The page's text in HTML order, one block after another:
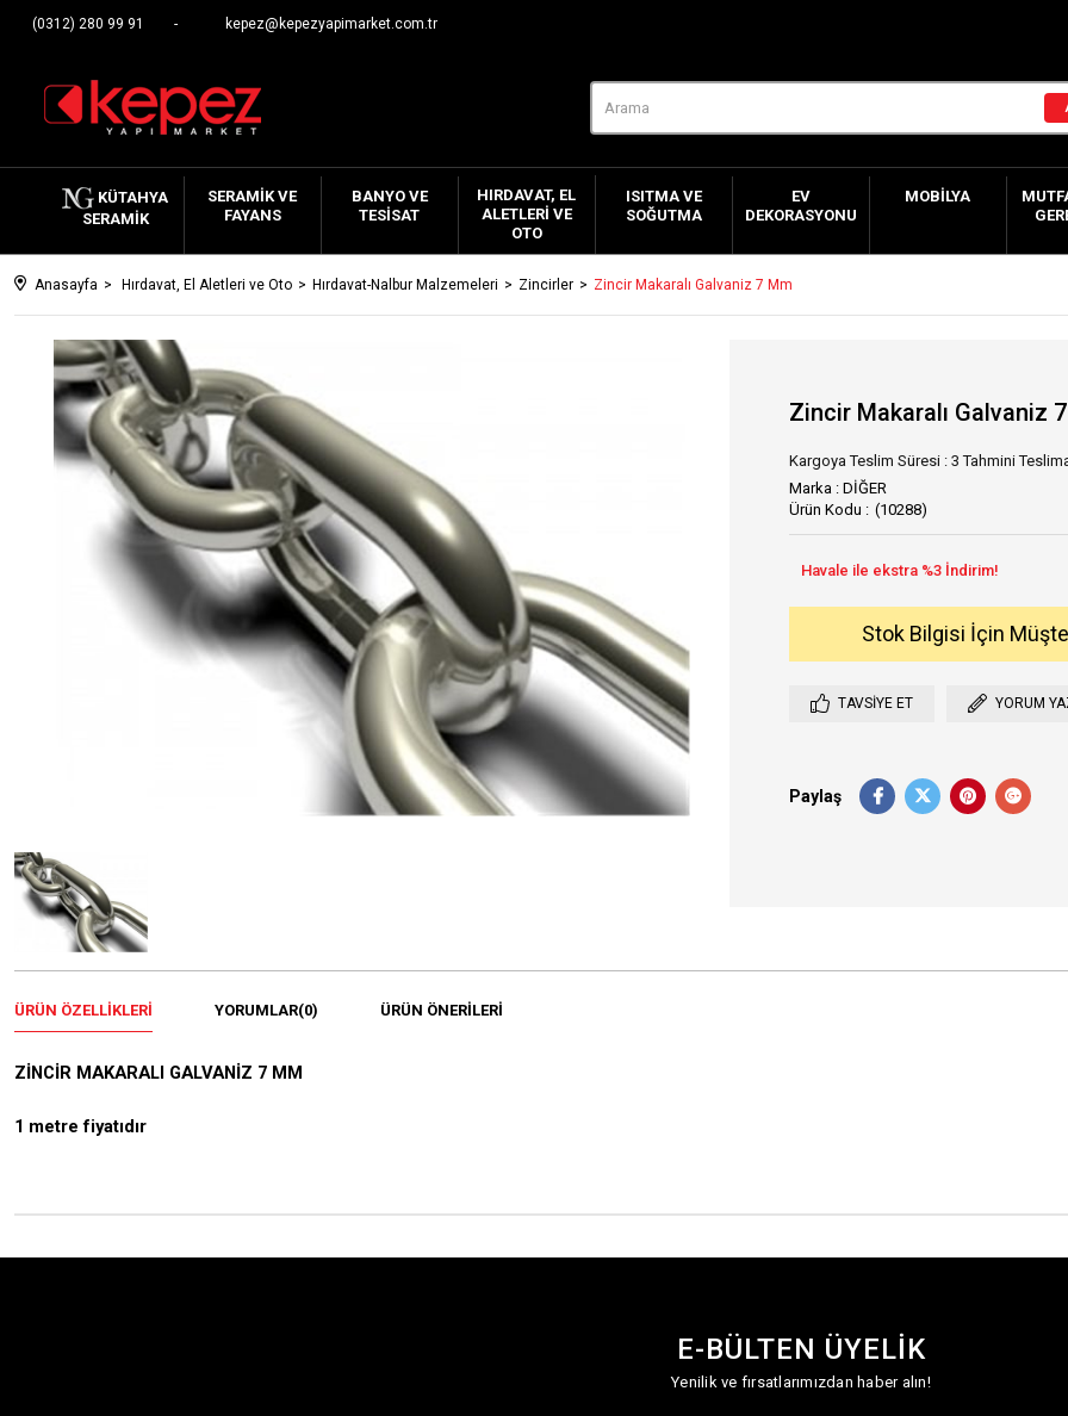
(0312) 280 99 91 kepez@kepezyapimarket.com.tr
KÜTAHYA
SERAMIK
SERAMIK VE
FAYANS
BANYO VE
TESISAT
HIRDAVAT, EL
ALETLERI VE
OTO
ISITMA VE
SOĞUTMA
EV
DEKORASYONU
MOBILYA
Anasayfa Hırdavat, El Aletleri ve Oto Hırdavat-Nalbur Malzemeleri Zincirler Zincir Makaralı Galvaniz 7 Mm
Zincir Makaralı Galvaniz
Kargoya Teslim Süresi : 3 Tahmini
Marka : DİĞER
(10288)
Stok Bilgisi İçin
TAVSIYE ET YORUM
Paylaş
ÜRÜN ÖZELLIKLERI YORUMLAR(0) ÜRÜN ÖNERILERI
ZİNCİR MAKARALI GALVANİZ 7 MM
1 metre fiyatıdır
E-BÜLTEN ÜYELİK
Yenilik ve fırsatlarımızdan haber alın!